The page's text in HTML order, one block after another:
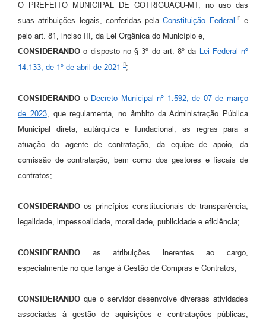
Telefones Úteis
Enquete
Jornal
SIC
Diário Oficial
Contato
O PREFEITO MUNICIPAL DE COTRIGUAÇU-MT, no uso das
suas atribuições legais, conferidas pelaConstituição Federal
e
pelo art. 81, inciso III, da Lei Orgânica do Município e,
CONSIDERANDO o disposto no § 3º do art. 8º da Lei Federal nº
14.133, de 1º de abril de 2021
;
CONSIDERANDO o Decreto Municipal nº 1.592, de 07 de março
de 2023, que regulamenta, no âmbito da Administração Pública
Municipal direta, autárquica e fundacional, as regras para a
atuação do agente de contratação, da equipe de apoio, da
comissão de contratação, bem como dos gestores e fiscais de
contratos;
CONSIDERANDO os princípios constitucionais de transparência,
legalidade, impessoalidade, moralidade, publicidade e eficiência;
CONSIDERANDO as atribuições inerentes ao cargo,
especialmente no que tange à Gestão de Compras e Contratos;
CONSIDERANDO que o servidor desenvolve diversas atividades
associadas à gestão de aquisições e contratações públicas,